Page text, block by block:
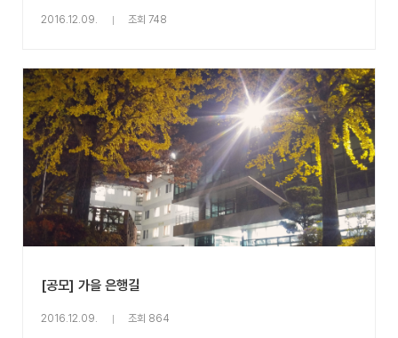
2016.12.09. 조회 748
[공모] 가을 은행길
2016.12.09. 조회 864